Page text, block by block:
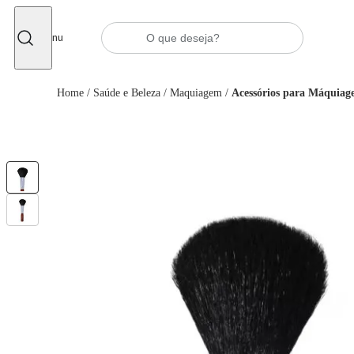
Menu
Home / Saúde e Beleza / Maquiagem / Acessórios para